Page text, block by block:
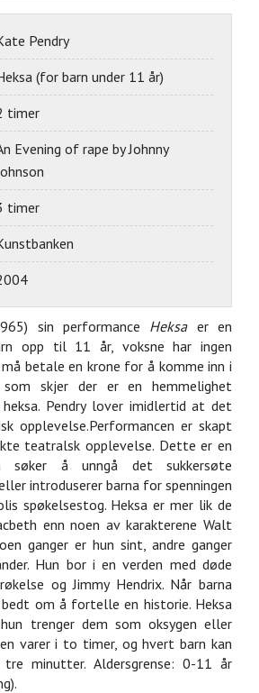
Pendry
(for barn under 11 år)
timer
Evening of rape by Johnny
timer
sin performance Heksaer en
opp til 11 år, voksne har ingen
betale en krone for å komme inn i
som skjer der er en hemmelighet
Pendry lover imidlertid at det
opplevelse.Performancen er skapt
teatralsk opplevelse. Dette er en
søker å unngå det sukkersøte
introduserer barna for spenningen
spøkelsestog. Heksa er mer lik de
enn noen av karakterene Walt
ganger er hun sint, andre ganger
Hun bor i en verden med døde
og Jimmy Hendrix. Når barna
om å fortelle en historie. Heksa
trenger dem som oksygen eller
varer i to timer, og hvert barn kan
minutter. Aldersgrense: 0-11 år